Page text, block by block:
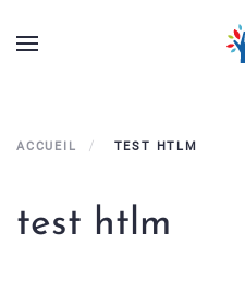
ACCUEIL TEST HTLM
test htlm